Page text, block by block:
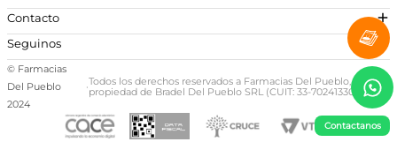
Contactanos
Contacto
¿Necesitás ayuda?
Preguntas Frecuentes
Escribinos a nuestro Whatsapp
+54 381 581-0674
Seguinos
© Farmacias
Del Pueblo
2024
·Todos los derechos reservados a Farmacias Del Pueblo,
propiedad de Bradel Del Pueblo SRL (CUIT: 33-70241330-9)